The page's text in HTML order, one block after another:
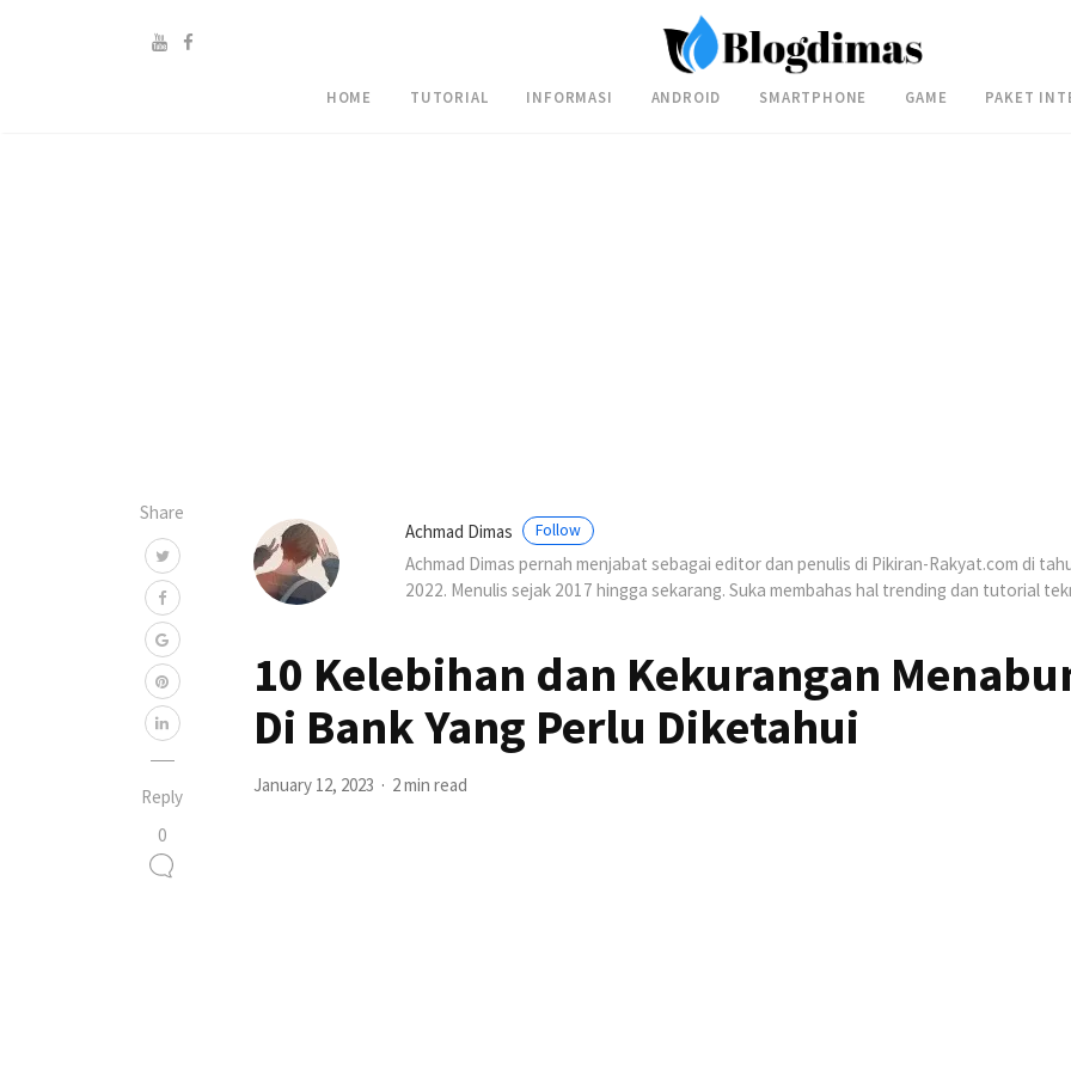
HOME TUTORIAL INFORMASI ANDROID SMARTPHONE GAME PAKET
Share
Reply
0
Achmad Dimas Follow
Achmad Dimas pernah menjabat sebagai editor dan penulis di Pikiran-Rakyat.com di
2022. Menulis sejak 2017 hingga sekarang. Suka membahas hal trending dan tutorial
10 Kelebihan dan Kekurangan
Di Bank Yang Perlu Diketahui
January 12, 2023 2 min read